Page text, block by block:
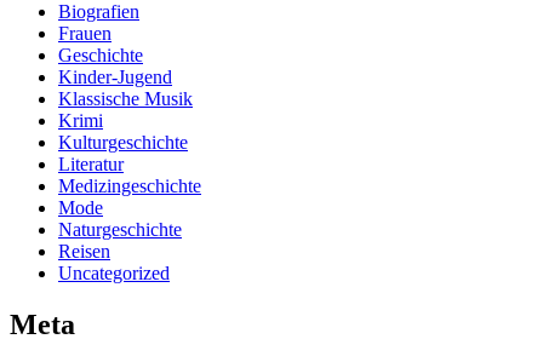
Biografien
Frauen
Geschichte
Kinder-Jugend
Klassische Musik
Krimi
Kulturgeschichte
Literatur
Medizingeschichte
Mode
Naturgeschichte
Reisen
Uncategorized
Meta